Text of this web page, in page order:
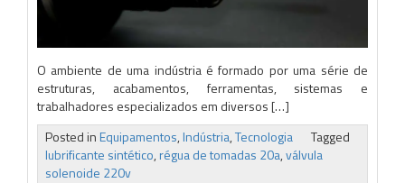
O ambiente de uma indústria é formado por uma série de
estruturas, acabamentos, ferramentas, sistemas e
trabalhadores especializados em diversos […]
Posted inEquipamentos,Indústria,Tecnologia
Tagged
lubrificante sintético,régua de tomadas 20a,válvula
solenoide 220v